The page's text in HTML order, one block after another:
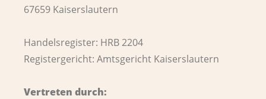
67659 Kaiserslautern
Handelsregister: HRB 2204
Registergericht: Amtsgericht Kaiserslautern
Vertreten durch: